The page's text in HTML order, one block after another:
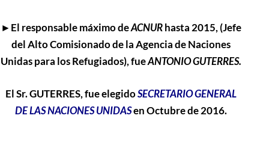
►El responsable máximo deACNURhasta 2015, (Jefe
del Alto Comisionado de la Agencia de Naciones
Unidas para los Refugiados), fueANTONIO GUTERRES.
El Sr. GUTERRES, fue elegidoSECRETARIO GENERAL
DE LAS NACIONES UNIDASen Octubre de 2016.